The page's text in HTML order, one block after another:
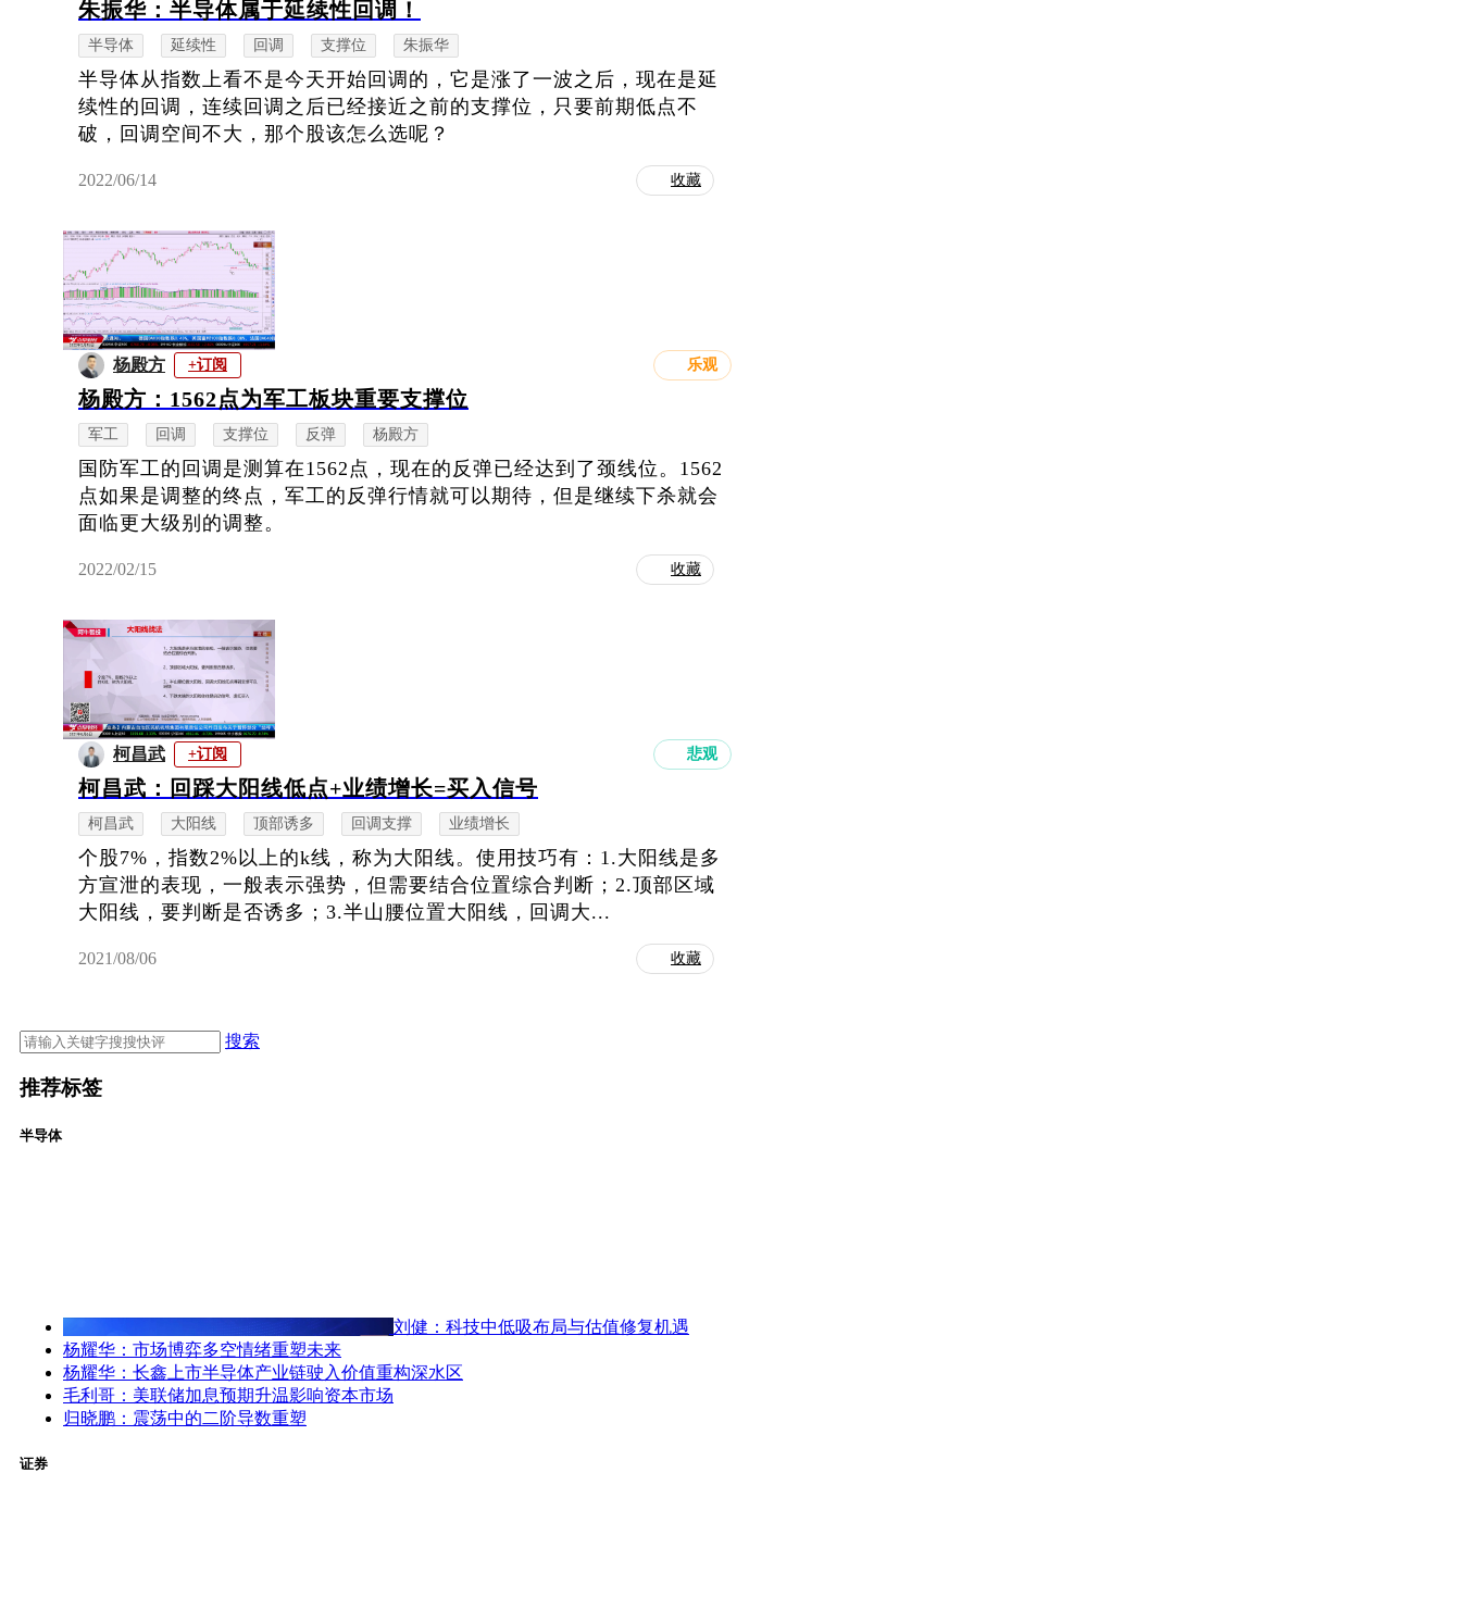
朱振华：半导体属于延续性回调！
半导体 延续性 回调 支撑位 朱振华
半导体从指数上看不是今天开始回调的，它是涨了一波之后，现在是延
续性的回调，连续回调之后已经接近之前的支撑位，只要前期低点不
破，回调空间不大，那个股该怎么选呢？
2022/06/14 收藏
杨殿方 +订阅 乐观
杨殿方：1562点为军工板块重要支撑位
军工 回调 支撑位 反弹 杨殿方
国防军工的回调是测算在1562点，现在的反弹已经达到了颈线位。1562
点如果是调整的终点，军工的反弹行情就可以期待，但是继续下杀就会
面临更大级别的调整。
2022/02/15 收藏
柯昌武 +订阅 悲观
柯昌武：回踩大阳线低点+业绩增长=买入信号
柯昌武 大阳线 顶部诱多 回调支撑 业绩增长
个股7%，指数2%以上的k线，称为大阳线。使用技巧有：1.大阳线是多
方宣泄的表现，一般表示强势，但需要结合位置综合判断；2.顶部区域
大阳线，要判断是否诱多；3.半山腰位置大阳线，回调大...
2021/08/06 收藏
搜索
推荐标签
半导体
刘健：科技中低吸布局与估值修复机遇
杨耀华：市场博弈多空情绪重塑未来
杨耀华：长鑫上市半导体产业链驶入价值重构深水区
毛利哥：美联储加息预期升温影响资本市场
归晓鹏：震荡中的二阶导数重塑
证券